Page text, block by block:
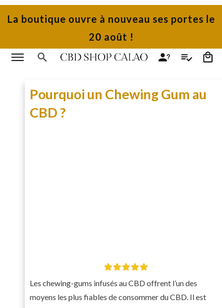
La boutique ouvre à nouveau ses portes le
20 août !
Pourquoi un Chewing Gum au
CBD ?
Les chewing-gums infusés au CBD offrent l’un des
moyens les plus fiables de consommer du CBD. Il est